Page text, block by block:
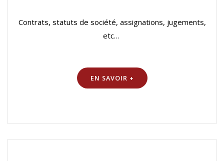
Contrats, statuts de société, assignations, jugements,
etc…
EN SAVOIR +